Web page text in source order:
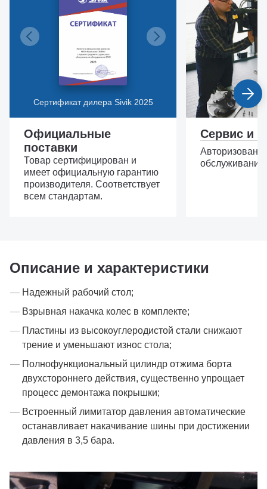
Сертификат дилера Sivik 2025
Официальные
поставки
Товар сертифицирован и
имеет официальную гарантию
производителя. Соответствует
всем стандартам.
Сервис и
Описание и характеристики
Надежный рабочий стол;
Взрывная накачка колес в комплекте;
Пластины из высокоуглеродистой стали снижают
трение и уменьшают износ стола;
Полнофункциональный цилиндр отжима борта
двухстороннего действия, существенно упрощает
процесс демонтажа покрышки;
Встроенный лимитатор давления автоматические
останавливает накачивание шины при достижении
давления в 3,5 бара.